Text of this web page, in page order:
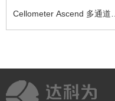
Cellometer Ascend 多通道细